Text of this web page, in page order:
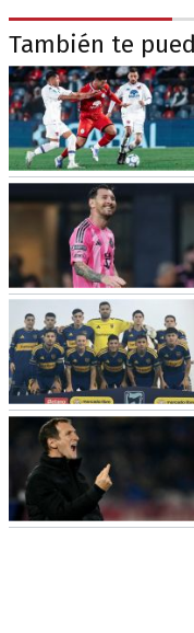
También te